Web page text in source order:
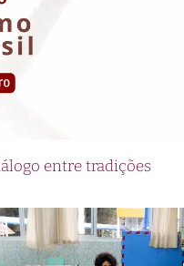
entre tradições